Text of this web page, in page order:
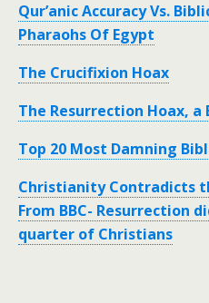
Qur’anic Accuracy Vs.
Pharaohs Of Egypt
The Crucifixion Hoax
The Resurrection Hoax, a
Top 20 Most Damning
Christianity Contradicts
From BBC- Resurrection
quarter of Christians